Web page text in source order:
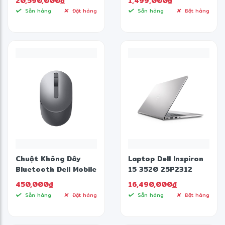
16GB/1TB
SSD/16.0FHD+/Win11/Office
Sẵn hàng Đặt hàng Sẵn hàng Đặt hàng
Chuột Không Dây
Bluetooth Dell Mobile
Wireless MS3320W
450,000đ
Sẵn hàng Đặt hàng
Laptop Dell Inspiron
15 3520 25P2312
(Intel Core i5-1235U |
16GB | 512GB | Intel
Iris Xe | 15.6 inch FHD
16,490,000đ
Sẵn hàng Đặt hàng